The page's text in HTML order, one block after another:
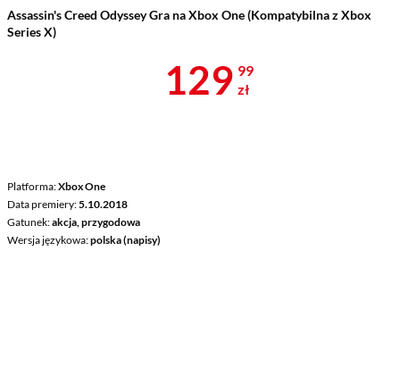
Assassin's Creed Odyssey Gra na Xbox One (Kompatybilna z Xbox
Series X)
Platforma Xbox One
Data premiery 5.10.2018
Gatunek akcja, przygodowa
Wersja językowa polska (napisy)
Cena 129,99
129 99
zł